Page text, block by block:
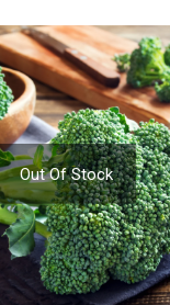
Out Of Stock